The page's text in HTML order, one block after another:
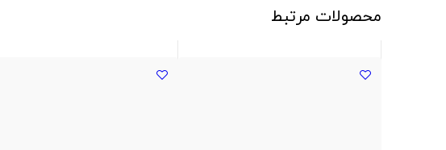
محصولات مرتبط